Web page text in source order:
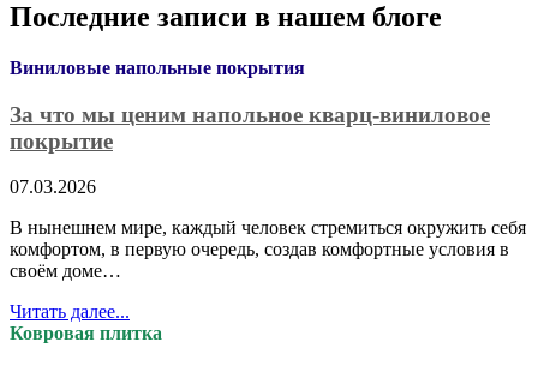
Последние записи в нашем блоге
Виниловые напольные покрытия
За что мы ценим напольное кварц-виниловое
покрытие
07.03.2026
В нынешнем мире, каждый человек стремиться окружить себя
комфортом, в первую очередь, создав комфортные условия в
своём доме…
Читать далее...
Ковровая плитка